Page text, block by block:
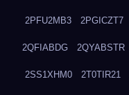
2PFU2MB3 2PGICZT7
2QFIABDG 2QYABSTR
2SS1XHM0 2T0TIR21